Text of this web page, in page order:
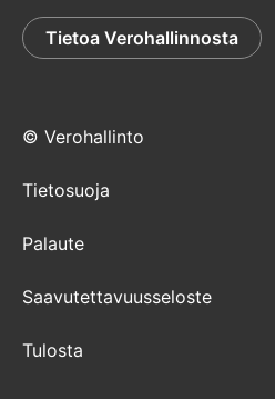
Tietoa Verohallinnosta
© Verohallinto
Tietosuoja
Palaute
Saavutettavuusseloste
Tulosta